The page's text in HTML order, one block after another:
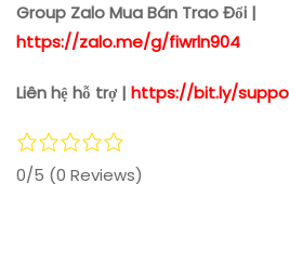
Group Zalo Mua Bán Trao Đổi |
https://zalo.me/g/fiwrln904
Liên hệ hỗ trợ | https://bit.ly/
0/5 (0 Reviews)